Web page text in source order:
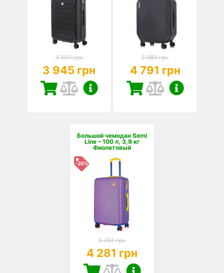
4 931 грн
3 945 грн
5 989 грн
4 791 грн
Большой чемодан Semi
Line – 100 л, 3,9 кг
Фиолетовый
-20%
5 351 грн
4 281 грн